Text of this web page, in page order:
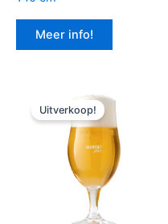
Meer info!
Uitverkoop!